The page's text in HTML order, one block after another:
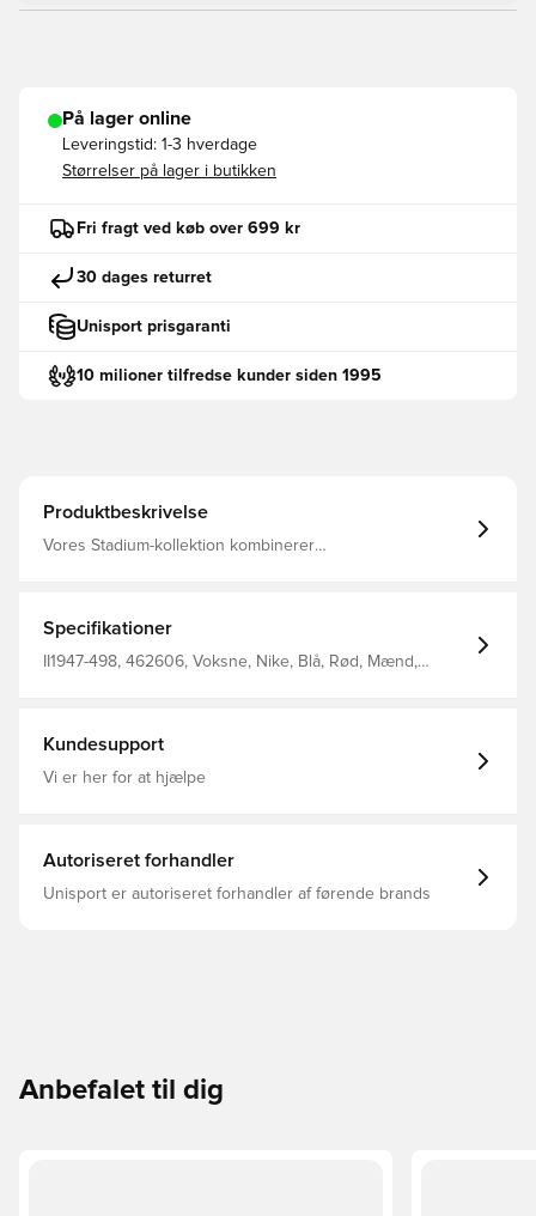
På lager online
Leveringstid: 1-3 hverdage
Størrelser på lager i butikken
Fri fragt ved køb over 699 kr
30 dages returret
Unisport prisgaranti
10 milioner tilfredse kunder siden 1995
Produktbeskrivelse
Vores Stadium-kollektion kombinerer
Specifikationer
II1947-498, 462606, Voksne, Nike, Blå, Rød, Mænd,
Kundesupport
Vi er her for at hjælpe
Autoriseret forhandler
Unisport er autoriseret forhandler af førende brands
Anbefalet til dig